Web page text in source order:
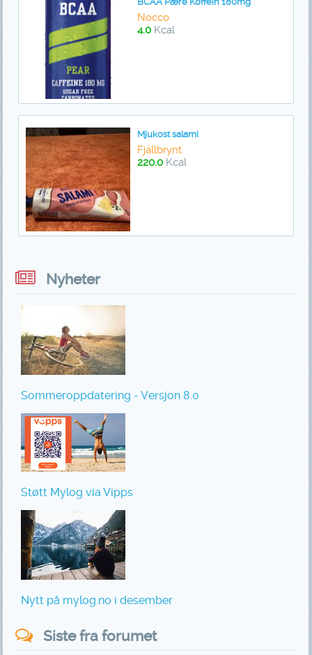
Nocco
4.0Kcal
Mjukost salami
Fjällbrynt
220.0Kcal
Nyheter
Sommeroppdatering - Versjon 8.0
Støtt Mylog via Vipps
Nytt på mylog.no i desember
Siste fra forumet